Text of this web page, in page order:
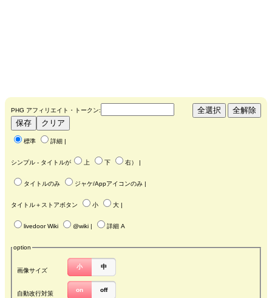
PHG アフィリエイト・トークン:
標準 詳細
シンプル - タイトルが 上 下 右） |
タイトルのみ ジャケ/Appアイコンのみ
タイトル＋ストアボタン 小 大
livedoor Wiki @wiki 詳細 A
option
画像サイズ
小 中
自動改行対策
on off